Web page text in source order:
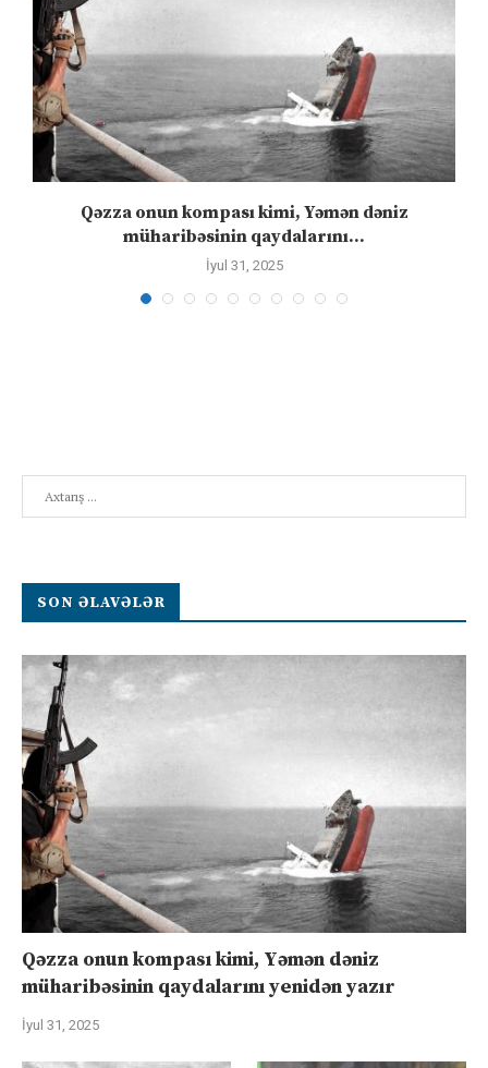
Qəzza onun kompası kimi, Yəmən dəniz
müharibəsinin qaydalarını...
İyul 31, 2025
SON ƏLAVƏLƏR
Qəzza onun kompası kimi, Yəmən dəniz
müharibəsinin qaydalarını yenidən yazır
İyul 31, 2025